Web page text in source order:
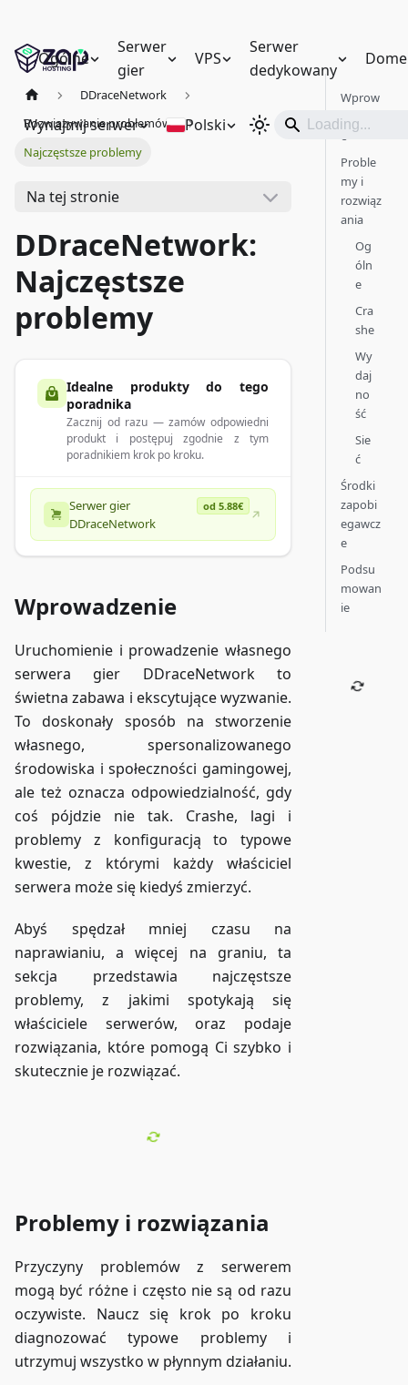
Ogólne
Serwer
gier
VPS
Serwer
dedykowany
Wynajmij serwer Polski
DDraceNetwork
Rozwiązywanie problemów
Najczęstsze problemy
Na tej stronie
DDraceNetwork:
Najczęstsze
problemy
Idealne produkty do tego
poradnika
Zacznij od razu — zamów odpowiedni
produkt i postępuj zgodnie z tym
poradnikiem krok po kroku.
Serwer gier
DDraceNetwork
od 5.88€
Wprowadzenie
Uruchomienie i prowadzenie własnego
serwera gier DDraceNetwork to
świetna zabawa i ekscytujące wyzwanie.
To doskonały sposób na stworzenie
własnego, spersonalizowanego
środowiska i społeczności gamingowej,
ale też oznacza odpowiedzialność, gdy
coś pójdzie nie tak. Crashe, lagi i
problemy z konfiguracją to typowe
kwestie, z którymi każdy właściciel
serwera może się kiedyś zmierzyć.
Abyś spędzał mniej czasu na
naprawianiu, a więcej na graniu, ta
sekcja przedstawia najczęstsze
problemy, z jakimi spotykają się
właściciele serwerów, oraz podaje
rozwiązania, które pomogą Ci szybko i
skutecznie je rozwiązać.
Problemy i rozwiązania
Przyczyny problemów z serwerem
mogą być różne i często nie są od razu
oczywiste. Naucz się krok po kroku
diagnozować typowe problemy i
utrzymuj wszystko w płynnym działaniu.
Wprow
adzeni
e
Proble
my i
rozwiąz
ania
Og
óln
e
Cra
she
Wy
daj
no
ść
Sie
ć
Środki
zapobi
egawcz
e
Podsu
mowan
ie